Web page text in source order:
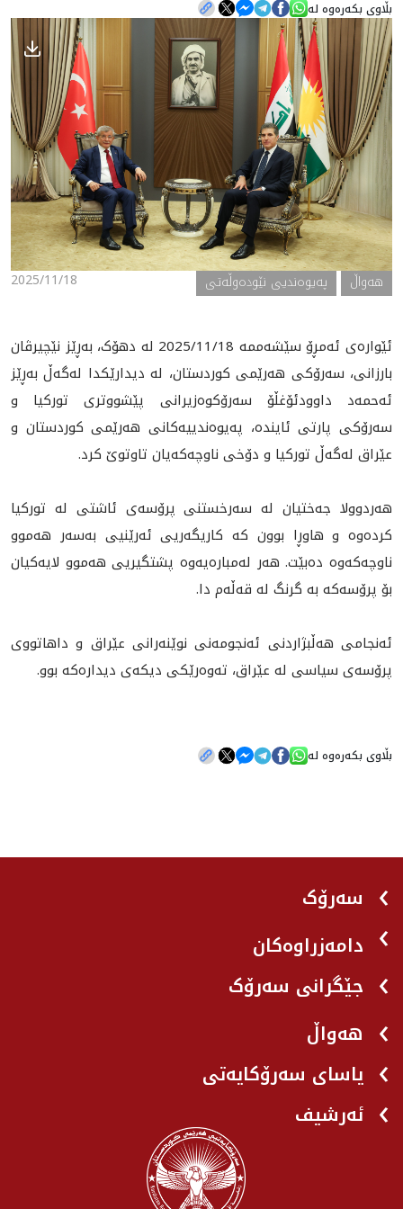
هه‌واڵ
گەلەری
بڵاوی بکەرەوە لە
2025/11/18 هه‌واڵ په‌یوه‌ندیی نێوده‌وڵه‌تی
ئێواره‌ی ئەمڕۆ سێشەممە 2025/11/18 لە دهۆک، بەڕێز نێچیرڤان
بارزانی، سەرۆکی هەرێمی کوردستان، له‌ دیدارێکدا له‌گه‌ڵ بەڕێز
ئەحمەد داوودئۆغڵۆ سەرۆکوەزیرانی پێشووتری تورکیا و
سەرۆکی پارتی ئاینده‌، په‌یوه‌ندییه‌کانی هه‌رێمی کوردستان و
عێراق له‌گه‌ڵ تورکیا و دۆخی ناوچه‌که‌یان تاوتوێ کرد.
هه‌ردوولا جه‌ختیان له‌ سه‌رخستنی پرۆسه‌ی ئاشتی له‌ تورکیا
کرده‌وه‌ و هاوڕا بوون که‌ کاریگه‌ریی ئه‌رێنیی به‌سه‌ر هه‌موو
ناوچه‌که‌وه‌ ده‌بێت. هه‌ر له‌مباره‌یه‌وه پشتگیریی هه‌موو لایه‌کیان
بۆ پرۆسه‌که‌ به‌ گرنگ له‌ قه‌ڵه‌م دا.
ئه‌نجامی هه‌ڵبژاردنی ئه‌نجومه‌نی نوێنه‌رانی عێراق و داهاتووی
پرۆسەی سیاسی له‌ عێراق، ته‌وه‌رێکی دیکه‌ی دیداره‌که‌ بوو.
بڵاوی بکەرەوە لە
سەرۆک
دامەزراوەکان
جێگرانی سه‌رۆک
هه‌واڵ
یاسای سەرۆکایەتی
ئەرشیف